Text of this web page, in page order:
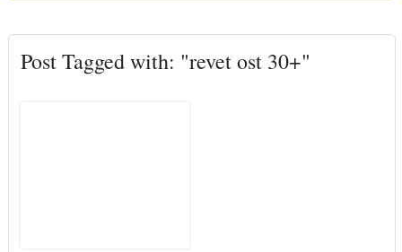
Post Tagged with: "revet ost 30+"